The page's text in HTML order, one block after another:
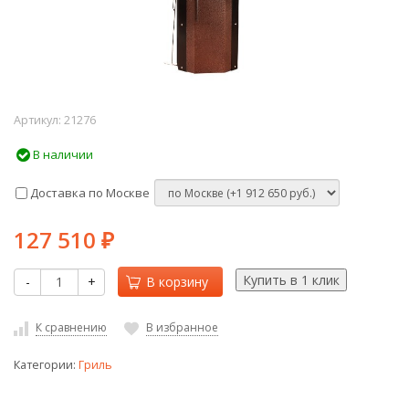
Артикул: 21276
В наличии
Доставка по Москве
127 510 ₽
- + В корзину
К сравнению В избранное
Категории: Гриль